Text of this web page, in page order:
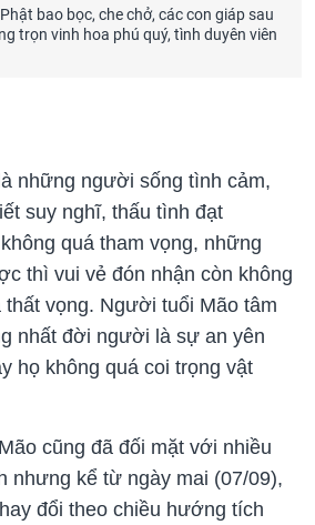
bao bọc, che chở, các con giáp sau
trọn vinh hoa phú quý, tình duyên viên
những người sống tình cảm,
suy nghĩ, thấu tình đạt
quá tham vọng, những
thì vui vẻ đón nhận còn không
vọng. Người tuổi Mão tâm
nhất đời người là sự an yên
họ không quá coi trọng vật
cũng đã đối mặt với nhiều
nhưng kể từ ngày mai (07/09),
đổi theo chiều hướng tích